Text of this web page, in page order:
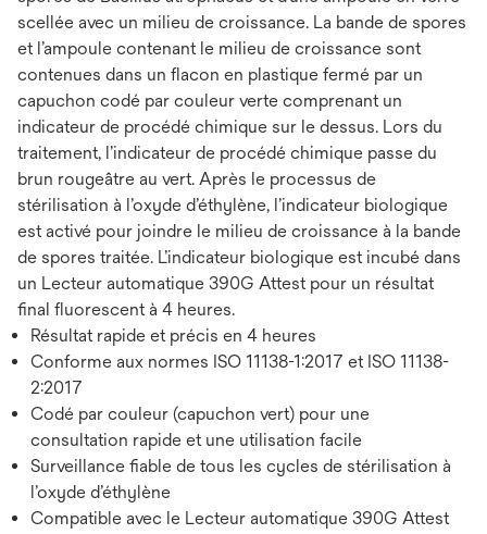
scellée avec un milieu de croissance. La bande de spores
et l’ampoule contenant le milieu de croissance sont
contenues dans un flacon en plastique fermé par un
capuchon codé par couleur verte comprenant un
indicateur de procédé chimique sur le dessus. Lors du
traitement, l’indicateur de procédé chimique passe du
brun rougeâtre au vert. Après le processus de
stérilisation à l’oxyde d’éthylène, l’indicateur biologique
est activé pour joindre le milieu de croissance à la bande
de spores traitée. L’indicateur biologique est incubé dans
un Lecteur automatique 390G Attest pour un résultat
final fluorescent à 4 heures.
Résultat rapide et précis en 4 heures
Conforme aux normes ISO 11138-1:2017 et ISO 11138-
2:2017
Codé par couleur (capuchon vert) pour une
consultation rapide et une utilisation facile
Surveillance fiable de tous les cycles de stérilisation à
l’oxyde d’éthylène
Compatible avec le Lecteur automatique 390G Attest